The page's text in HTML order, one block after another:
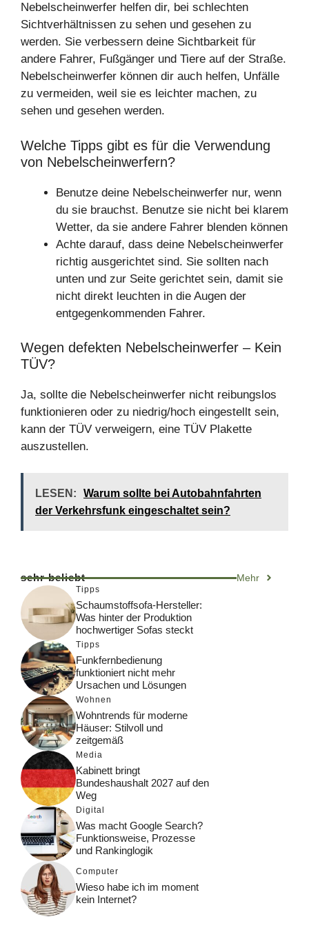
Nebelscheinwerfer helfen dir, bei schlechten
Sichtverhältnissen zu sehen und gesehen zu
werden. Sie verbessern deine Sichtbarkeit für
andere Fahrer, Fußgänger und Tiere auf der Straße.
Nebelscheinwerfer können dir auch helfen, Unfälle
zu vermeiden, weil sie es leichter machen, zu
sehen und gesehen werden.
Welche Tipps gibt es für die Verwendung
von Nebelscheinwerfern?
Benutze deine Nebelscheinwerfer nur, wenn
du sie brauchst. Benutze sie nicht bei klarem
Wetter, da sie andere Fahrer blenden können
Achte darauf, dass deine Nebelscheinwerfer
richtig ausgerichtet sind. Sie sollten nach
unten und zur Seite gerichtet sein, damit sie
nicht direkt leuchten in die Augen der
entgegenkommenden Fahrer.
Wegen defekten Nebelscheinwerfer – Kein
TÜV?
Ja, sollte die Nebelscheinwerfer nicht reibungslos
funktionieren oder zu niedrig/hoch eingestellt sein,
kann der TÜV verweigern, eine TÜV Plakette
auszustellen.
LESEN:
Warum sollte bei Autobahnfahrten
der Verkehrsfunk eingeschaltet sein?
sehr beliebt Mehr
Tipps
Schaumstoffsofa-Hersteller:
Was hinter der Produktion
hochwertiger Sofas steckt
Tipps
Funkfernbedienung
funktioniert nicht mehr
Ursachen und Lösungen
Wohnen
Wohntrends für moderne
Häuser: Stilvoll und
zeitgemäß
Media
Kabinett bringt
Bundeshaushalt 2027 auf den
Weg
Digital
Was macht Google Search?
Funktionsweise, Prozesse
und Rankinglogik
Computer
Wieso habe ich im moment
kein Internet?